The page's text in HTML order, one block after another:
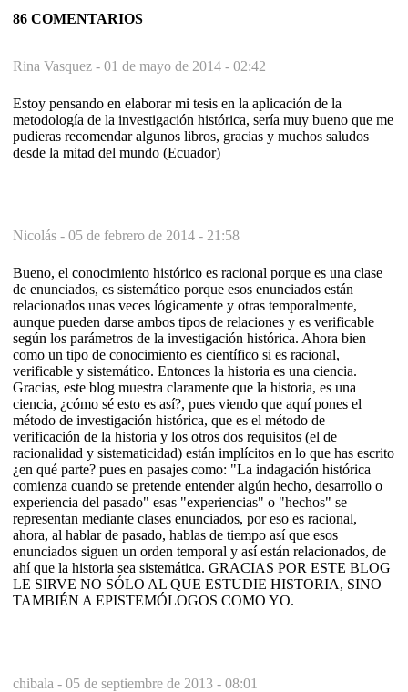
86 COMENTARIOS
Rina Vasquez - 01 de mayo de 2014 - 02:42
Estoy pensando en elaborar mi tesis en la aplicación de la
metodología de la investigación histórica, sería muy bueno que me
pudieras recomendar algunos libros, gracias y muchos saludos
desde la mitad del mundo (Ecuador)
Nicolás - 05 de febrero de 2014 - 21:58
Bueno, el conocimiento histórico es racional porque es una clase
de enunciados, es sistemático porque esos enunciados están
relacionados unas veces lógicamente y otras temporalmente,
aunque pueden darse ambos tipos de relaciones y es verificable
según los parámetros de la investigación histórica. Ahora bien
como un tipo de conocimiento es científico si es racional,
verificable y sistemático. Entonces la historia es una ciencia.
Gracias, este blog muestra claramente que la historia, es una
ciencia, ¿cómo sé esto es así?, pues viendo que aquí pones el
método de investigación histórica, que es el método de
verificación de la historia y los otros dos requisitos (el de
racionalidad y sistematicidad) están implícitos en lo que has escrito
¿en qué parte? pues en pasajes como: "La indagación histórica
comienza cuando se pretende entender algún hecho, desarrollo o
experiencia del pasado" esas "experiencias" o "hechos" se
representan mediante clases enunciados, por eso es racional,
ahora, al hablar de pasado, hablas de tiempo así que esos
enunciados siguen un orden temporal y así están relacionados, de
ahí que la historia sea sistemática. GRACIAS POR ESTE BLOG
LE SIRVE NO SÓLO AL QUE ESTUDIE HISTORIA, SINO
TAMBIÉN A EPISTEMÓLOGOS COMO YO.
chibala - 05 de septiembre de 2013 - 08:01